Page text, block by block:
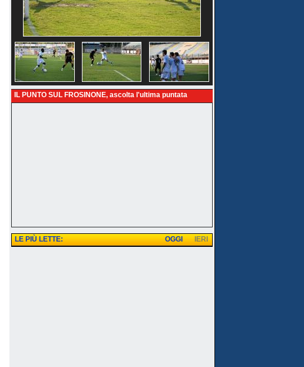
IL PUNTO SUL FROSINONE, ascolta l'ultima puntata
LE PIÙ LETTE: IERI
OGGI